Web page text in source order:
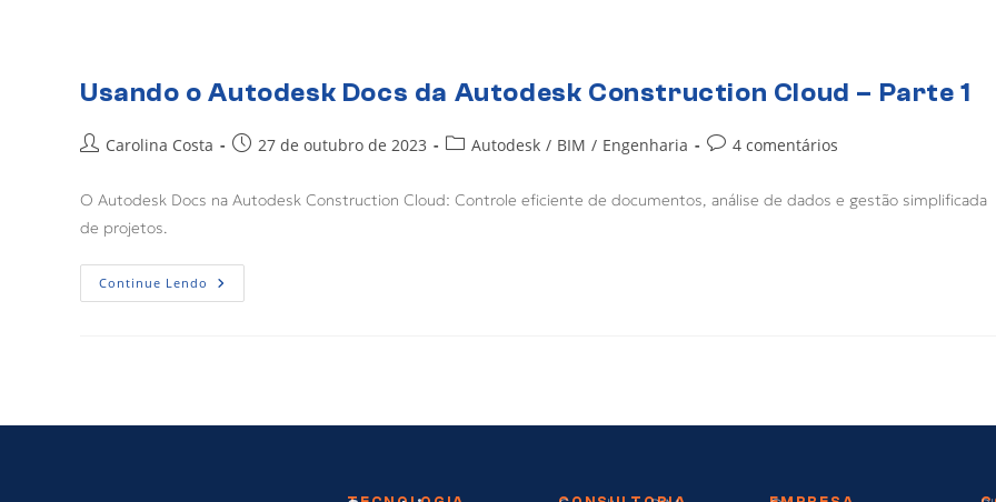
Usando o Autodesk Docs da Autodesk Construction Cloud – Parte 1
Carolina Costa 27 de outubro de 2023 Autodesk / BIM / Engenharia 4 comentários
O Autodesk Docs na Autodesk Construction Cloud: Controle eficiente de documentos, análise de dados e gestão simplificada
de projetos.
Continue Lendo